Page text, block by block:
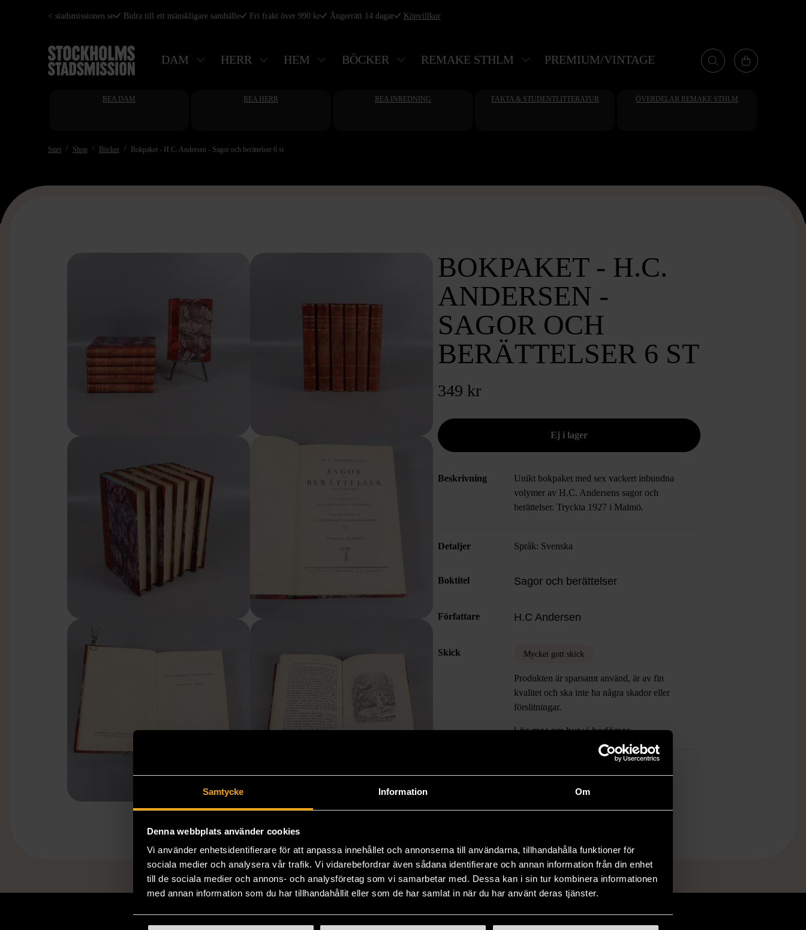
Samtycke Information Om
Denna webbplats använder cookies
Vi använder enhetsidentifierare för att anpassa innehållet och annonserna till användarna, tillhandahålla funktioner för
sociala medier och analysera vår trafik. Vi vidarebefordrar även sådana identifierare och annan information från din enhet
till de sociala medier och annons- och analysföretag som vi samarbetar med. Dessa kan i sin tur kombinera informationen
med annan information som du har tillhandahållit eller som de har samlat in när du har använt deras tjänster.
Hoppa
huvudinnehåll
< stadsmissionen.se Bidra till ett mänskligare samhälle Fri frakt över 990 kr Ångerrätt 14 dagar Köpvillkor
DAM HERR HEM BÖCKER REMAKE STHLM PREMIUM/VINTAGE
REA DAM REA HERR REA INREDNING FAKTA & STUDENTLITTERATUR ÖVERDELAR REMAKE STHLM
Start Shop Böcker Bokpaket - H.C. Andersen - Sagor och berättelser 6 st
BOKPAKET - H.C.
ANDERSEN -
SAGOR OCH
BERÄTTELSER 6 ST
349 kr
Beskrivning
Unikt bokpaket med sex vackert inbundna
volymer av H.C. Andersens sagor och
berättelser. Tryckta 1927 i Malmö.
Detaljer Språk: Svenska
Boktitel Sagor och berättelser
Författare H.C Andersen
Skick Mycket gott skick
Produkten är sparsamt använd, är av fin
kvalitet och ska inte ha några skador eller
förslitningar.
Läs mer om hur vi bedömer